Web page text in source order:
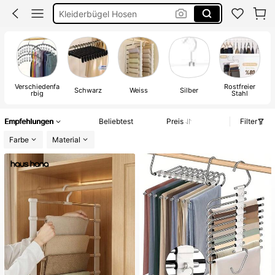
Kleiderbügel Hosen
Hosenbügel
Verschiedenfa
rbig Schwarz Weiss Silber Rostfreier
Stahl
Empfehlungen Beliebtest Preis
Filter
Farbe
Material
#5 Bestseller